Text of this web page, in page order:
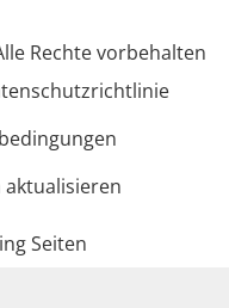
Rechte vorbehalten
aktualisieren
Seiten